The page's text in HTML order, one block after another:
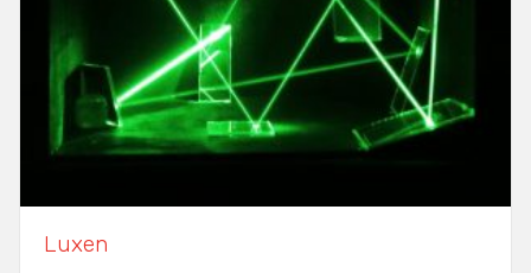
Luxen